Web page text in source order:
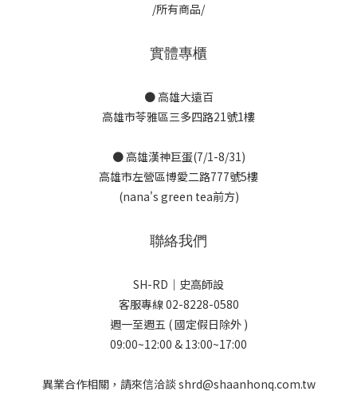
/所有商品/
實體專櫃
● 高雄大遠百
高雄市苓雅區三多四路21號1樓
● 高雄漢神巨蛋(7/1-8/31)
高雄市左營區博愛二路777號5樓
(nana's green tea前方)
聯絡我們
SH-RD｜史高師設
客服專線 02-8228-0580
週一至週五 ( 國定假日除外 )
09:00~12:00 & 13:00~17:00
異業合作相關，請來信洽談 shrd@shaanhonq.com.tw